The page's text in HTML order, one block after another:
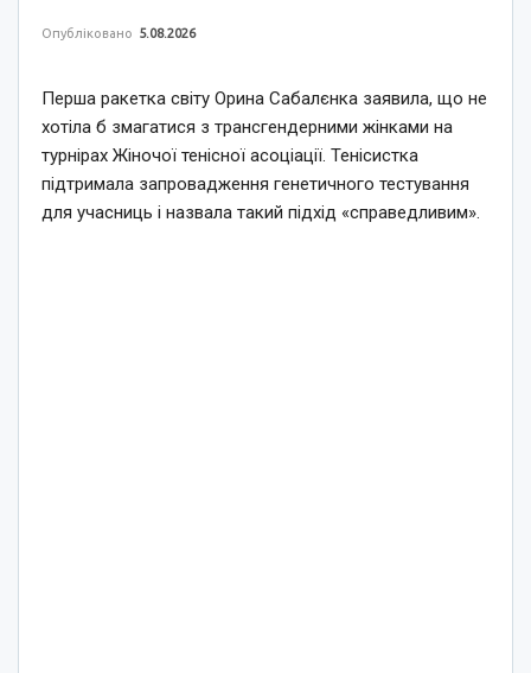
Опубліковано 5.08.2026
Перша ракетка світу Орина Сабалєнка заявила, що не
хотіла б змагатися з трансгендерними жінками на
турнірах Жіночої тенісної асоціації. Тенісистка
підтримала запровадження генетичного тестування
для учасниць і назвала такий підхід «справедливим».